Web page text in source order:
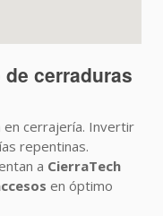
cerraduras
en cerrajería. Invertir
repentinas.
a CierraTech
en óptimo